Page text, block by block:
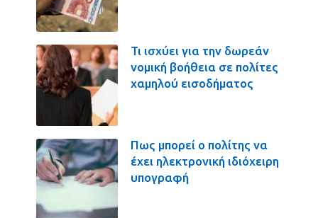
Τι ισχύει για την δωρεάν
νομική βοήθεια σε πολίτες
χαμηλού εισοδήματος
Πως μπορεί ο πολίτης να
έχει ηλεκτρονική ιδιόχειρη
υπογραφή